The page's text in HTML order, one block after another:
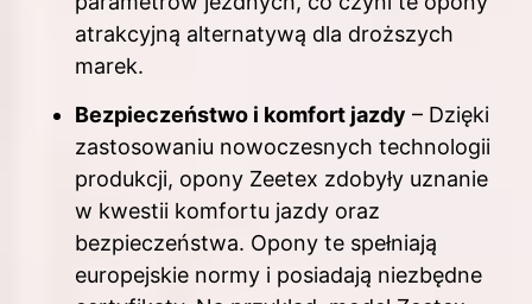
atrakcyjną alternatywą dla droższych
marek.
Bezpieczeństwo i komfort jazdy – Dzięki
zastosowaniu nowoczesnych technologii
produkcji, opony Zeetex zdobyły uznanie
w kwestii komfortu jazdy oraz
bezpieczeństwa. Opony te spełniają
europejskie normy i posiadają niezbędne